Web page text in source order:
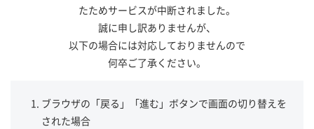
たためサービスが中断されました。
誠に申し訳ありませんが、
以下の場合には対応しておりませんので
何卒ご了承ください。
ブラウザの「戻る」「進む」ボタンで画面の切り替えを
された場合